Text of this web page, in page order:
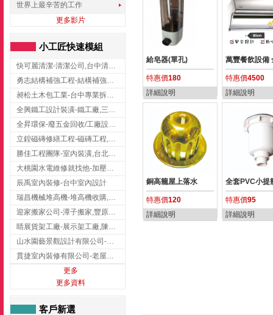
世界上最辛苦的工作
更多影片
小工匠快速模組
快可麗清潔-清潔公司,台中清潔公司,台中居家清潔
勇志結構補強工程-結構補強工程 ,桃園結構補強工程,龍潭結構補強工程
昶松土木包工業-台中專業拆除工程/挖土機出租
全興鐵工設計裝潢-鐵工廠,三峽鐵工廠,台北鐵工廠
全昇環保-廢五金回收/工廠設備收購/機械設備回收/高價收購廠房設備
立鍠磁磚修繕工程-磁磚工程,磁磚修補,新竹磁磚工程
勝佳工程團隊-室內裝潢,台北房屋裝修,三重室內裝修
大桃園水電維修就找他-加壓馬達,抽水馬達,桃園水電行,中壢水電
辰禹室內裝修-台中室內設計
瑞昌機械堆高機-堆高機收購,新北市堆高機,桃園堆高機
迎家搬家公司-潭子搬家,豐原搬家,大雅搬家,大甲搬家,台中推薦搬家,台中搬家
睛展貨架工廠-展示架工廠,陳列架,台中展示架工廠
山水園藝景觀設計有限公司-景觀工程,景觀設計,新竹園藝工程,新竹景觀設計
貫捷室內裝修有限公司-老屋翻新工程,台中老屋翻新工程,台中舊屋翻新
更多
更多資料
客戶新選
給皂器(單孔)
特惠價180
詳細說明
萬豐餐飲設備
特惠價4500
詳細說明
銅高籠屋上落水
特惠價120
詳細說明
全套PVC小提
特惠價95
詳細說明